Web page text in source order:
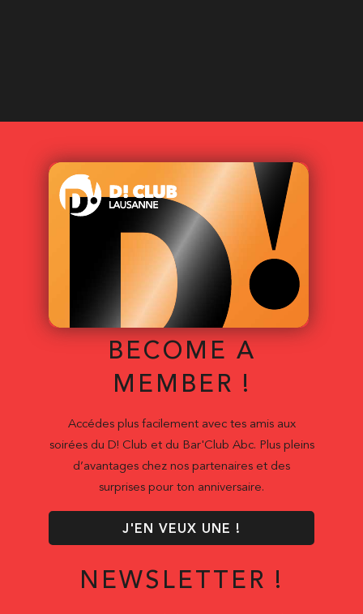
BECOME A
MEMBER !
Accédes plus facilement avec tes amis aux
soirées du D! Club et du Bar'Club Abc. Plus pleins
d’avantages chez nos partenaires et des
surprises pour ton anniversaire.
J'EN VEUX UNE !
NEWSLETTER !